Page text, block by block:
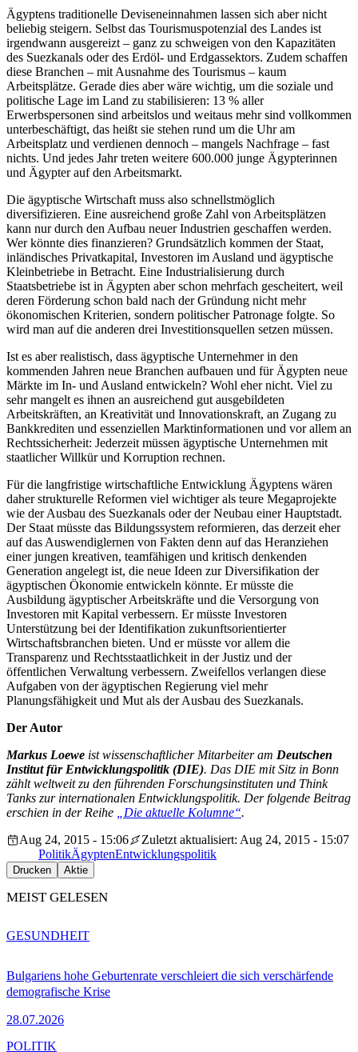
Ägyptens traditionelle Deviseneinnahmen lassen sich aber nicht
beliebig steigern. Selbst das Tourismuspotenzial des Landes ist
irgendwann ausgereizt – ganz zu schweigen von den Kapazitäten
des Suezkanals oder des Erdöl- und Erdgassektors. Zudem schaffen
diese Branchen – mit Ausnahme des Tourismus – kaum
Arbeitsplätze. Gerade dies aber wäre wichtig, um die soziale und
politische Lage im Land zu stabilisieren: 13 % aller
Erwerbspersonen sind arbeitslos und weitaus mehr sind vollkommen
unterbeschäftigt, das heißt sie stehen rund um die Uhr am
Arbeitsplatz und verdienen dennoch – mangels Nachfrage – fast
nichts. Und jedes Jahr treten weitere 600.000 junge Ägypterinnen
und Ägypter auf den Arbeitsmarkt.
Die ägyptische Wirtschaft muss also schnellstmöglich
diversifizieren. Eine ausreichend große Zahl von Arbeitsplätzen
kann nur durch den Aufbau neuer Industrien geschaffen werden.
Wer könnte dies finanzieren? Grundsätzlich kommen der Staat,
inländisches Privatkapital, Investoren im Ausland und ägyptische
Kleinbetriebe in Betracht. Eine Industrialisierung durch
Staatsbetriebe ist in Ägypten aber schon mehrfach gescheitert, weil
deren Förderung schon bald nach der Gründung nicht mehr
ökonomischen Kriterien, sondern politischer Patronage folgte. So
wird man auf die anderen drei Investitionsquellen setzen müssen.
Ist es aber realistisch, dass ägyptische Unternehmer in den
kommenden Jahren neue Branchen aufbauen und für Ägypten neue
Märkte im In- und Ausland entwickeln? Wohl eher nicht. Viel zu
sehr mangelt es ihnen an ausreichend gut ausgebildeten
Arbeitskräften, an Kreativität und Innovationskraft, an Zugang zu
Bankkrediten und essenziellen Marktinformationen und vor allem an
Rechtssicherheit: Jederzeit müssen ägyptische Unternehmen mit
staatlicher Willkür und Korruption rechnen.
Für die langfristige wirtschaftliche Entwicklung Ägyptens wären
daher strukturelle Reformen viel wichtiger als teure Megaprojekte
wie der Ausbau des Suezkanals oder der Neubau einer Hauptstadt.
Der Staat müsste das Bildungssystem reformieren, das derzeit eher
auf das Auswendiglernen von Fakten denn auf das Heranziehen
einer jungen kreativen, teamfähigen und kritisch denkenden
Generation angelegt ist, die neue Ideen zur Diversifikation der
ägyptischen Ökonomie entwickeln könnte. Er müsste die
Ausbildung ägyptischer Arbeitskräfte und die Versorgung von
Investoren mit Kapital verbessern. Er müsste Investoren
Unterstützung bei der Identifikation zukunftsorientierter
Wirtschaftsbranchen bieten. Und er müsste vor allem die
Transparenz und Rechtsstaatlichkeit in der Justiz und der
öffentlichen Verwaltung verbessern. Zweifellos verlangen diese
Aufgaben von der ägyptischen Regierung viel mehr
Planungsfähigkeit und Mut als der Ausbau des Suezkanals.
Der Autor
Markus Loewe ist wissenschaftlicher Mitarbeiter am Deutschen
Institut für Entwicklungspolitik (DIE). Das DIE mit Sitz in Bonn
zählt weltweit zu den führenden Forschungsinstituten und Think
Tanks zur internationalen Entwicklungspolitik. Der folgende Beitrag
erschien in der Reihe
„Die aktuelle Kolumne“.
Aug 24, 2015 - 15:06
Zuletzt aktualisiert: Aug 24, 2015 - 15:07
PolitikÄgyptenEntwicklungspolitik
Drucken Aktie
MEIST GELESEN
Bulgariens hohe Geburtenrate verschleiert die sich verschärfende
demografische Krise
28.07.2026
GESUNDHEIT
POLITIK